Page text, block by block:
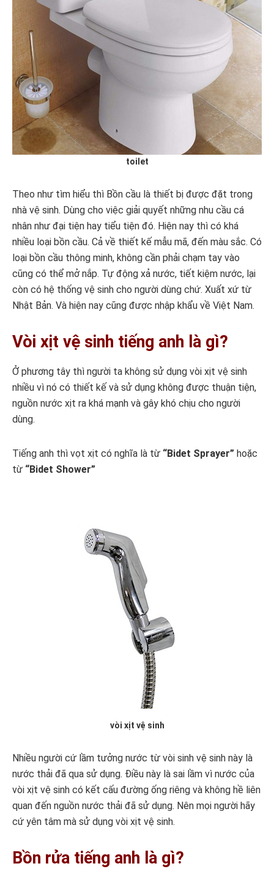
toilet
Theo như tìm hiểu thì Bồn cầu là thiết bị được đặt trong
nhà vệ sinh. Dùng cho việc giải quyết những nhu cầu cá
nhân như đại tiện hay tiểu tiện đó. Hiện nay thì có khá
nhiều loại bồn cầu. Cả về thiết kế mẫu mã, đến màu sắc. Có
loại bồn cầu thông minh, không cần phải chạm tay vào
cũng có thể mở nắp. Tự động xả nước, tiết kiệm nước, lại
còn có hệ thống vệ sinh cho người dùng chứ. Xuất xứ từ
Nhật Bản. Và hiện nay cũng được nhập khẩu về Việt Nam.
Vòi xịt vệ sinh tiếng anh là gì?
Ở phương tây thì người ta không sử dụng vòi xịt vệ sinh
nhiều vì nó có thiết kế và sử dụng không được thuận tiện,
nguồn nước xịt ra khá mạnh và gây khó chịu cho người
dùng.
Tiếng anh thì vọt xịt có nghĩa là từ “Bidet Sprayer” hoặc
từ “Bidet Shower”
vòi xịt vệ sinh
Nhiều người cứ lầm tưởng nước từ vòi sinh vệ sinh này là
nước thải đã qua sử dụng. Điều này là sai lầm vì nước của
vòi xịt vệ sinh có kết cấu đường ống riêng và không hề liên
quan đến nguồn nước thải đã sử dụng. Nên mọi người hãy
cứ yên tâm mà sử dụng vòi xịt vệ sinh.
Bồn rửa tiếng anh là gì?